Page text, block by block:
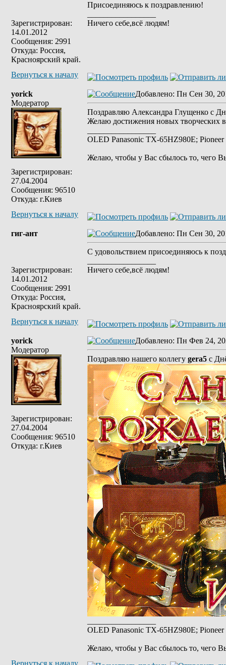
Зарегистрирован:
14.01.2012
Сообщения: 2991
Откуда: Россия,
Красноярский край.
Присоединяюсь к поздравлению!
Ничего себе,всё людям!
Вернуться к началу
yorick
Модератор
Зарегистрирован:
27.04.2004
Сообщения: 96510
Откуда: г.Киев
Добавлено: Пн Сен 30,
Поздравляю Александра Глущенко с
Желаю достижения новых творческих
OLED Panasonic TX-65HZ980E;
Желаю, чтобы у Вас сбылось то, чего
Вернуться к началу
гиг-ант
Зарегистрирован:
14.01.2012
Сообщения: 2991
Откуда: Россия,
Красноярский край.
Добавлено: Пн Сен 30,
С удовольствием присоединяюсь к
Ничего себе,всё людям!
Вернуться к началу
yorick
Модератор
Зарегистрирован:
27.04.2004
Сообщения: 96510
Откуда: г.Киев
Добавлено: Пн Фев 24,
Поздравляю нашего коллегу gera5 c
OLED Panasonic TX-65HZ980E;
Желаю, чтобы у Вас сбылось то, чего
Вернуться к началу